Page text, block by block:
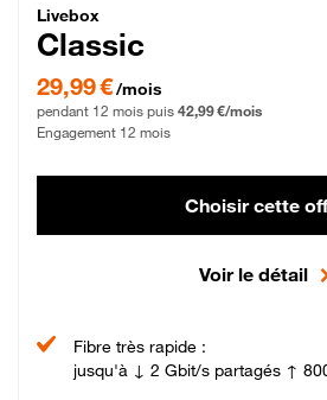
Livebox Classic Fibre
Livebox
Classic
29,99 € par mois pendant 12 mois puis
29,99 €/mois
pendant 12 mois puis 42,99 €/mois
Engagement 12 mois
Choisir cette
Voir le détail
Fibre très rapide :
jusqu'à ↓ 2 Gbit/s partagés ↑